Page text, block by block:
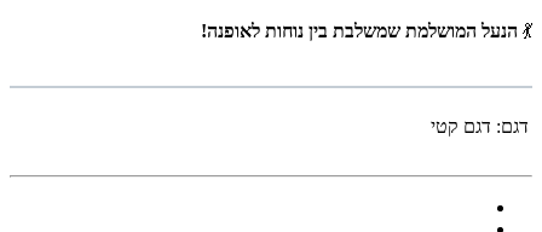
💃 הנעל המושלמת שמשלבת בין נוחות לאופנה!
דגם: דגם קטי